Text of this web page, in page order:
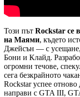
Този път Rockstar се
на Маями, където
Джейсън — с
Бони и Клайд.
огромни течове,
сега безкрайното
Rockstar успее
направи с GTA III,